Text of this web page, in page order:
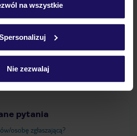
o plikach cookie znajdziesz
na wszystkie
Nie zezwalaj
pytania
osobę zgłaszającą?